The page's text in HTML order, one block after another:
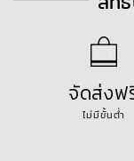
จัดส่งฟ
ไม่มีขั้นต่ำ